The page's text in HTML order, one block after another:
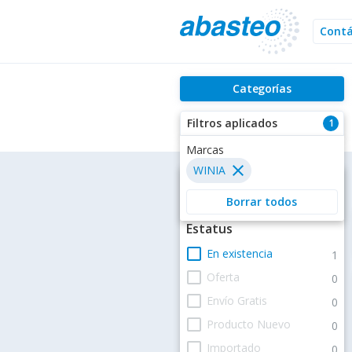
Categorías
1
Filtros aplicados
Marcas
close
WINIA
Borrar todos
Filtros
Estatus
check_box_outline_blank En existencia 1
check_box_outline_blank Oferta 0
check_box_outline_blank Envío Gratis 0
check_box_outline_blank Producto Nuevo 0
check_box_outline_blank Importado